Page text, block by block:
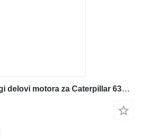
SELLO 9J-3589 drugi delovi motora za Caterpillar 631E 651E 657E 633E bagera